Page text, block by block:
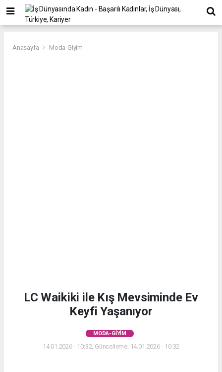
Anasayfa Moda-Giyim
LC Waikiki ile Kış Mevsiminde Ev
Keyfi Yaşanıyor
MODA-GIYIM
14.01.2026 - 10:32, Güncelleme: 14.01.2026 - 10:32